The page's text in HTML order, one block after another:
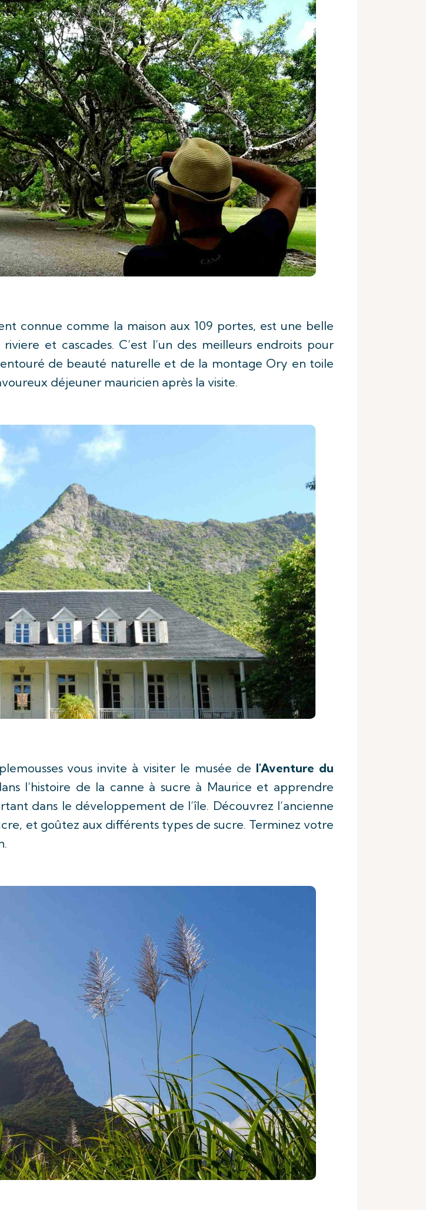
connue comme la maison aux 109 portes, est une belle
et cascades. C’est l’un des meilleurs endroits pour
de beauté naturelle et de la montage Ory en toile
déjeuner mauricien après la visite.
vous invite à visiter le musée de l'Aventure du
l’histoire de la canne à sucre à Maurice et apprendre
dans le développement de l’île. Découvrez l’ancienne
et goûtez aux différents types de sucre. Terminez votre